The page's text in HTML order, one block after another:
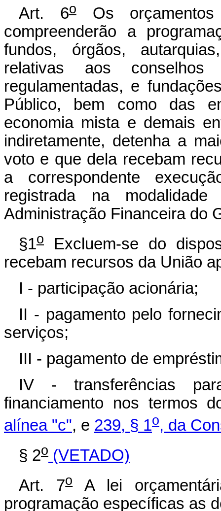
Art. 6oOs
compreenderão a
fundos, órgãos,
relativas aos
regulamentadas, e
Público, bem como das
economia mista e demais
indiretamente, detenha a
voto e que dela recebam
a correspondente
registrada na
Administração Financeira do
§1o
Excluem-se do
recebam recursos da União
I - participação acionária;
II - pagamento pelo
serviços;
III - pagamento de
IV - transferências
financiamento nos termos
alínea "c", e 239, § 1o, da
§ 2o (VETADO)
Art. 7oA lei
programação específicas as